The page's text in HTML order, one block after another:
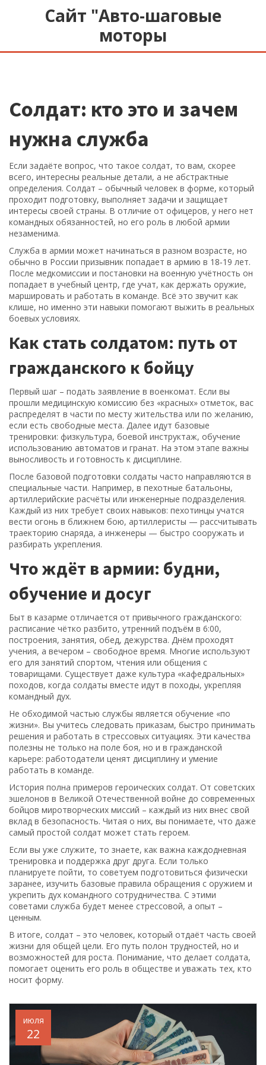
Сайт "Авто-шаговые
моторы
Солдат: кто это и зачем
нужна служба
Если задаёте вопрос, что такое солдат, то вам, скорее
всего, интересны реальные детали, а не абстрактные
определения. Солдат – обычный человек в форме, который
проходит подготовку, выполняет задачи и защищает
интересы своей страны. В отличие от офицеров, у него нет
командных обязанностей, но его роль в любой армии
незаменима.
Служба в армии может начинаться в разном возрасте, но
обычно в России призывник попадает в армию в 18‑19 лет.
После медкомиссии и постановки на военную учётность он
попадает в учебный центр, где учат, как держать оружие,
маршировать и работать в команде. Всё это звучит как
клише, но именно эти навыки помогают выжить в реальных
боевых условиях.
Как стать солдатом: путь от
гражданского к бойцу
Первый шаг – подать заявление в военкомат. Если вы
прошли медицинскую комиссию без «красных» отметок, вас
распределят в части по месту жительства или по желанию,
если есть свободные места. Далее идут базовые
тренировки: физкультура, боевой инструктаж, обучение
использованию автоматов и гранат. На этом этапе важны
выносливость и готовность к дисциплине.
После базовой подготовки солдаты часто направляются в
специальные части. Например, в пехотные батальоны,
артиллерийские расчёты или инженерные подразделения.
Каждый из них требует своих навыков: пехотинцы учатся
вести огонь в ближнем бою, артиллеристы — рассчитывать
траекторию снаряда, а инженеры — быстро сооружать и
разбирать укрепления.
Что ждёт в армии: будни,
обучение и досуг
Быт в казарме отличается от привычного гражданского:
расписание чётко разбито, утренний подъём в 6:00,
построения, занятия, обед, дежурства. Днём проходят
учения, а вечером – свободное время. Многие используют
его для занятий спортом, чтения или общения с
товарищами. Существует даже культура «кафедральных»
походов, когда солдаты вместе идут в походы, укрепляя
командный дух.
Не обходимой частью службы является обучение «по
жизни». Вы учитесь следовать приказам, быстро принимать
решения и работать в стрессовых ситуациях. Эти качества
полезны не только на поле боя, но и в гражданской
карьере: работодатели ценят дисциплину и умение
работать в команде.
История полна примеров героических солдат. От советских
эшелонов в Великой Отечественной войне до современных
бойцов миротворческих миссий – каждый из них внес свой
вклад в безопасность. Читая о них, вы понимаете, что даже
самый простой солдат может стать героем.
Если вы уже служите, то знаете, как важна каждодневная
тренировка и поддержка друг друга. Если только
планируете пойти, то советуем подготовиться физически
заранее, изучить базовые правила обращения с оружием и
укрепить дух командного сотрудничества. С этими
советами служба будет менее стрессовой, а опыт –
ценным.
В итоге, солдат – это человек, который отдаёт часть своей
жизни для общей цели. Его путь полон трудностей, но и
возможностей для роста. Понимание, что делает солдата,
помогает оценить его роль в обществе и уважать тех, кто
носит форму.
июля
22